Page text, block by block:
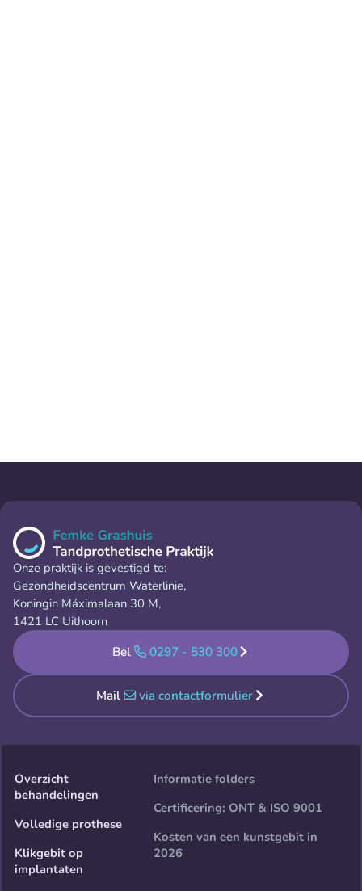
Onze praktijk is gevestigd te:
Gezondheidscentrum Waterlinie,
Koningin Máximalaan 30 M,
1421 LC Uithoorn
Bel
0297 - 530 300
Mail via contactformulier
Overzicht
behandelingen
Volledige prothese
Klikgebit op
implantaten
Informatie folders
Certificering: ONT & ISO 9001
Kosten van een kunstgebit in
2026